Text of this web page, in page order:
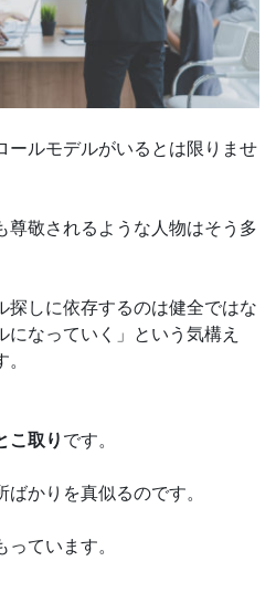
ールモデルがいるとは限りませ
尊敬されるような人物はそう多
探しに依存するのは健全ではな
になっていく」という気構え
こ取り です。
かりを真似るのです。
ています。